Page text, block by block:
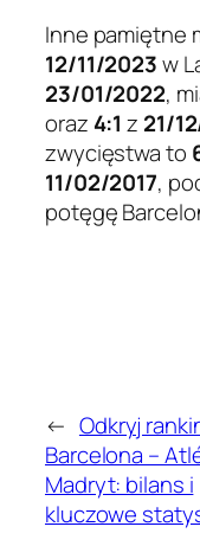
Inne pamiętne
12/11/2023w
23/01/2022,
oraz 4:1 z 21/
zwycięstwa to
11/02/2017,
potęgę
← Odkryj
Barcelona –
Madryt: bilans i
kluczowe